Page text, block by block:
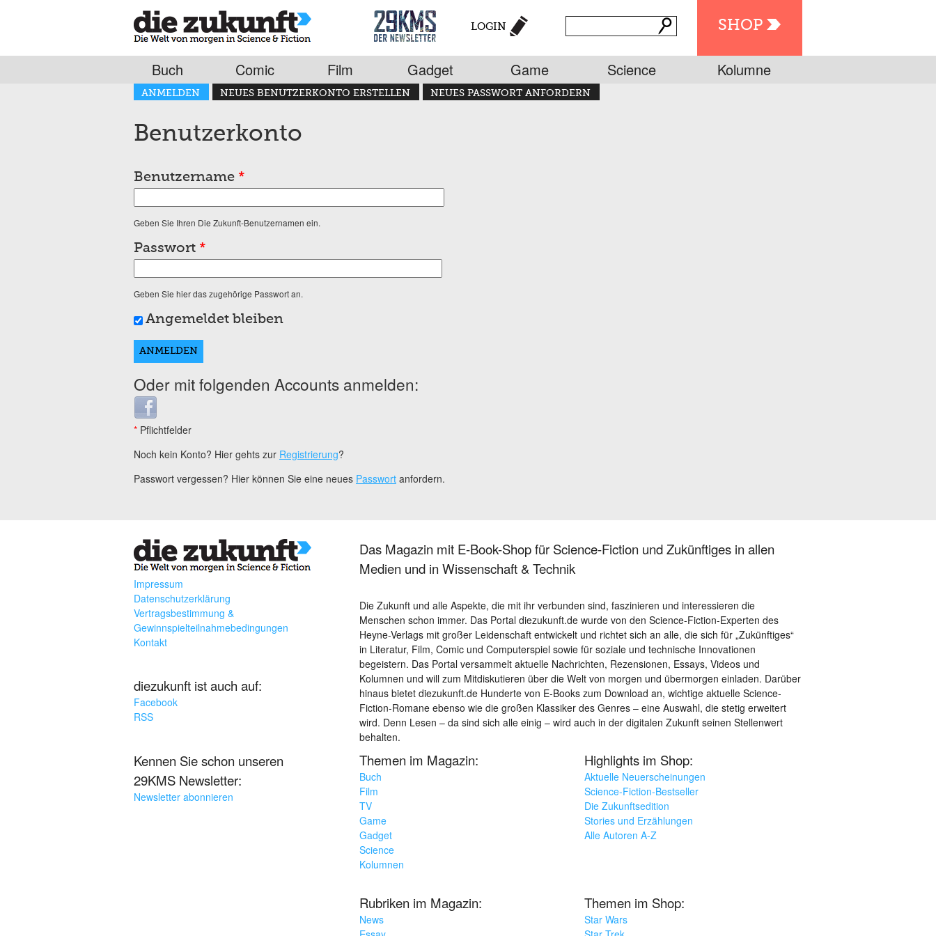
SHOP
LOGIN
Buch Comic Film Gadget Game Science Kolumne
Haupt-Reiter
ANMELDEN
(AKTIVER REITER)
NEUES BENUTZERKONTO ERSTELLEN NEUES PASSWORT ANFORDERN
Benutzerkonto
Benutzername *
Geben Sie Ihren Die Zukunft-Benutzernamen ein.
Passwort *
Geben Sie hier das zugehörige Passwort an.
Angemeldet bleiben
Oder mit folgenden Accounts anmelden:
Login with Facebook
* Pflichtfelder
Noch kein Konto? Hier gehts zur Registrierung?
Passwort vergessen? Hier können Sie eine neues Passwort anfordern.
Impressum
Datenschutzerklärung
Vertragsbestimmung &
Gewinnspielteilnahmebedingungen
Kontakt
diezukunft ist auch auf:
Facebook
RSS
Kennen Sie schon unseren
29KMS Newsletter:
Newsletter abonnieren
Das Magazin mit E-Book-Shop für Science-Fiction und Zukünftiges in allen
Medien und in Wissenschaft & Technik
Die Zukunft und alle Aspekte, die mit ihr verbunden sind, faszinieren und interessieren die
Menschen schon immer. Das Portal diezukunft.de wurde von den Science-Fiction-Experten des
Heyne-Verlags mit großer Leidenschaft entwickelt und richtet sich an alle, die sich für „Zukünftiges“
in Literatur, Film, Comic und Computerspiel sowie für soziale und technische Innovationen
begeistern. Das Portal versammelt aktuelle Nachrichten, Rezensionen, Essays, Videos und
Kolumnen und will zum Mitdiskutieren über die Welt von morgen und übermorgen einladen. Darüber
hinaus bietet diezukunft.de Hunderte von E-Books zum Download an, wichtige aktuelle Science-
Fiction-Romane ebenso wie die großen Klassiker des Genres – eine Auswahl, die stetig erweitert
wird. Denn Lesen – da sind sich alle einig – wird auch in der digitalen Zukunft seinen Stellenwert
behalten.
Themen im Magazin:
Buch
Film
TV
Game
Gadget
Science
Kolumnen
Highlights im Shop:
Aktuelle Neuerscheinungen
Science-Fiction-Bestseller
Die Zukunftsedition
Stories und Erzählungen
Alle Autoren A-Z
Rubriken im Magazin:
News
Themen im Shop:
Star Wars